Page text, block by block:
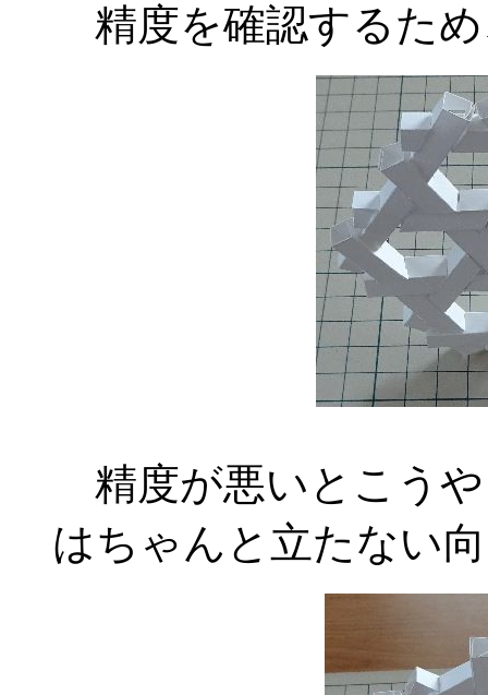
精度を確認するた
精度が悪いとこう
はちゃんと立たない